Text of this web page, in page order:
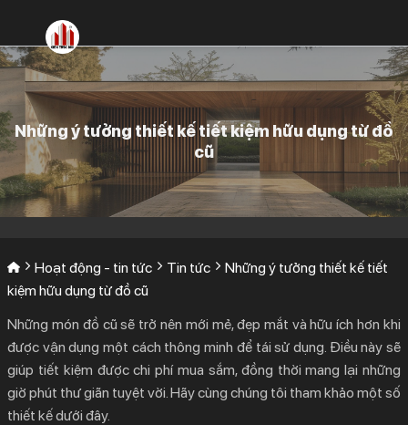
nội
dung
Những ý tưởng thiết kế tiết kiệm hữu dụng từ đồ
cũ
Hoạt động - tin tức Tin tức
Những ý tưởng thiết kế tiết
kiệm hữu dụng từ đồ cũ
Những món đồ cũ sẽ trở nên mới mẻ, đẹp mắt và hữu ích hơn khi
được vận dụng một cách thông minh để tái sử dụng. Điều này sẽ
giúp tiết kiệm được chi phí mua sắm, đồng thời mang lại những
giờ phút thư giãn tuyệt vời. Hãy cùng chúng tôi tham khảo một số
thiết kế dưới đây.